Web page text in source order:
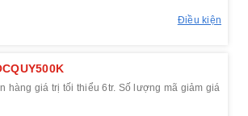
Điều kiện
hàng giá trị tối thiểu 6tr. Số lượng mã giảm giá